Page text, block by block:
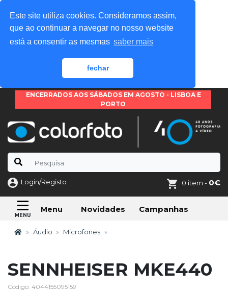
Este site utiliza cookies. Consideramos assim,
que ao continuar a navegar no nosso website
está a consentir as mesmas saber mais
fechar
ENCERRADOS AOS SÁBADOS EM AGOSTO - LISBOA E
PORTO
Login/Registo 0 item - 0€
Menu Novidades Campanhas
Áudio Microfones
SENNHEISER MKE440
Código: 4044155095159